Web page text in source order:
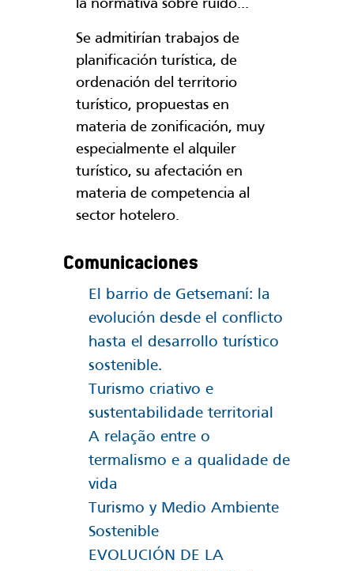
la normativa sobre ruido...
Se admitirían trabajos de
planificación turística, de
ordenación del territorio
turístico, propuestas en
materia de zonificación, muy
especialmente el alquiler
turístico, su afectación en
materia de competencia al
sector hotelero.
Comunicaciones
El barrio de Getsemaní: la
evolución desde el conflicto
hasta el desarrollo turístico
sostenible.
Turismo criativo e
sustentabilidade territorial
A relação entre o
termalismo e a qualidade de
vida
Turismo y Medio Ambiente
Sostenible
EVOLUCIÓN DE LA